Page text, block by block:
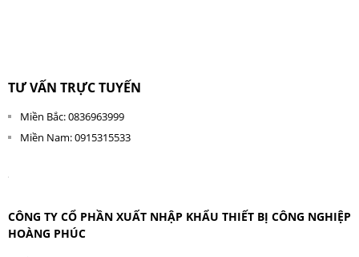
TƯ VẤN TRỰC TUYẾN
Miền Bắc: 0836963999
Miền Nam: 0915315533
CÔNG TY CỔ PHẦN XUẤT NHẬP KHẨU THIẾT BỊ CÔNG NGHIỆP
HOÀNG PHÚC